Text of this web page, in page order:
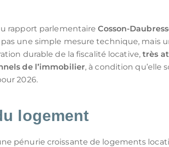
rapport parlementaireCosson-
une simple mesure technique, mais
durable de la fiscalité locative,très
de l’immobilier, à condition qu’elle
2026.
logement
pénurie croissante de logements